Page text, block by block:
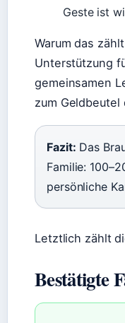
Geste ist
Warum das
Unterstützung
gemeinsamen
zum Geldbeutel
Fazit: Das
Familie:
persönliche
Letztlich zählt
Bestätigte